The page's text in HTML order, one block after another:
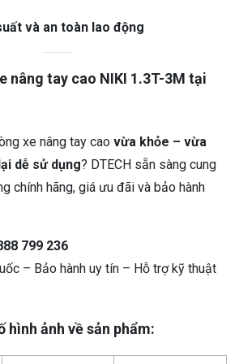
và an toàn lao động
nâng tay cao NIKI 1.3T-3M tại
xe nâng tay cao vừa khỏe – vừa
dễ sử dụng? DTECH sẵn sàng cung
chính hãng, giá ưu đãi và bảo hành
799 236
– Bảo hành uy tín – Hỗ trợ kỹ thuật
hình ảnh về sản phẩm: